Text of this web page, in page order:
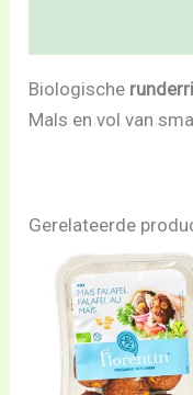
Biologische
Mals en vol van
Gerelateerde